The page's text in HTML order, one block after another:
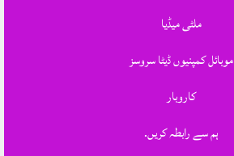
ملٹی میڈیا
موبائل کمپنیوں ڈیٹا سروسز
کاروبار
ہم سے رابطہ کریں.